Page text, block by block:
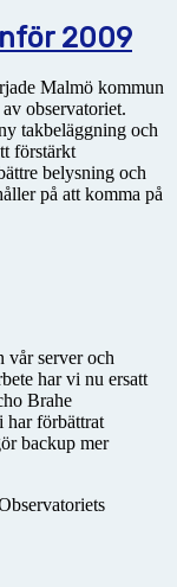
2009
Malmö kommun
observatoriet.
takbeläggning och
förstärkt
belysning och
på att komma på
vår server och
har vi nu ersatt
Brahe
har förbättrat
backup mer